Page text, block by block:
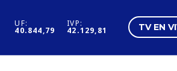
UF:
40.844,79
IVP:
42.129,81 TV EN